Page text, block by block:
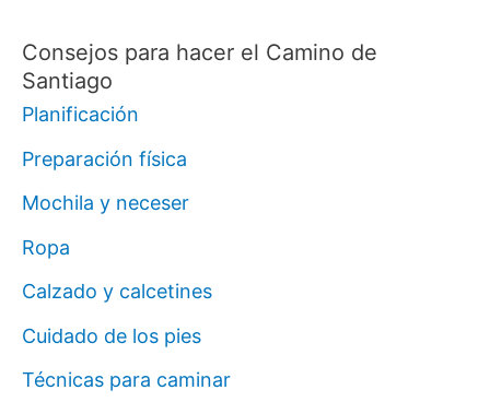
Consejos para hacer el Camino de
Santiago
Planificación
Preparación física
Mochila y neceser
Ropa
Calzado y calcetines
Cuidado de los pies
Técnicas para caminar